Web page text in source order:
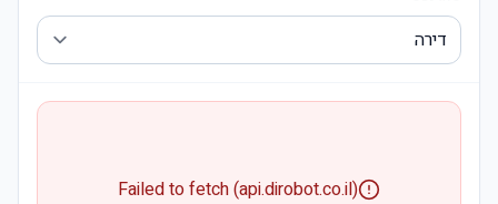
Failed to fetch (api.dirobot.co.il)